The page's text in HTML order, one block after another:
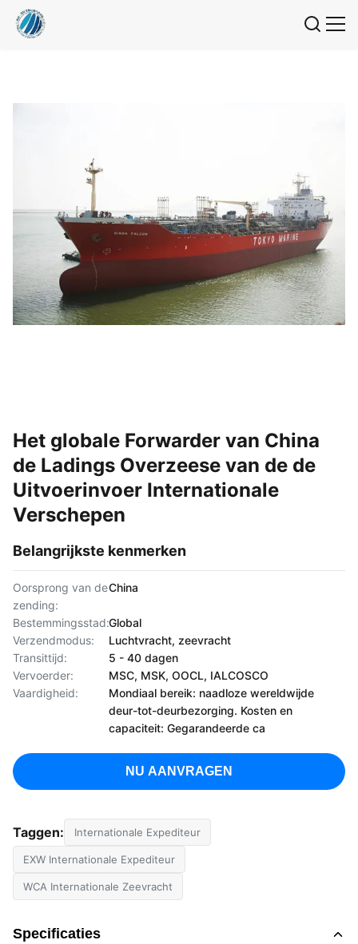
Het globale Forwarder van China
de Ladings Overzeese van de de
Uitvoerinvoer Internationale
Verschepen
Belangrijkste kenmerken
Oorsprong van de
zending:
China
Bestemmingsstad:Global
Verzendmodus:
Luchtvracht, zeevracht
Transittijd:
5 - 40 dagen
Vervoerder:
MSC, MSK, OOCL, IALCOSCO
Vaardigheid:
Mondiaal bereik: naadloze wereldwijde
deur-tot-deurbezorging. Kosten en
capaciteit: Gegarandeerde ca
NU AANVRAGEN
Taggen: Internationale Expediteur
EXW Internationale Expediteur
WCA Internationale Zeevracht
Specificaties